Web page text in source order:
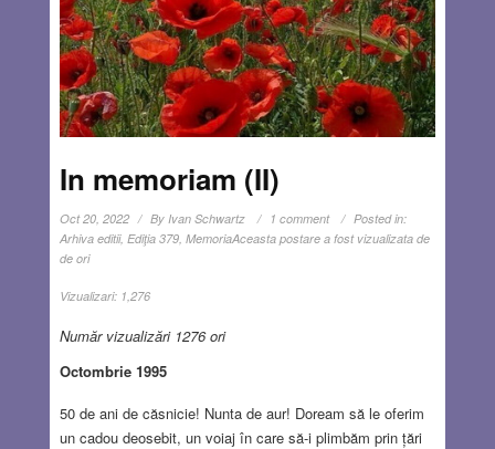
In memoriam (II)
Oct 20, 2022 By Ivan Schwartz 1 comment
Posted in:
Arhiva editii, Ediţia 379, MemoriaAceasta postare a fost vizualizata de
de ori
Vizualizari: 1,276
Număr vizualizări 1276 ori
Octombrie 1995
50 de ani de căsnicie! Nunta de aur! Doream să le oferim
un cadou deosebit, un voiaj în care să-i plimbăm prin țări